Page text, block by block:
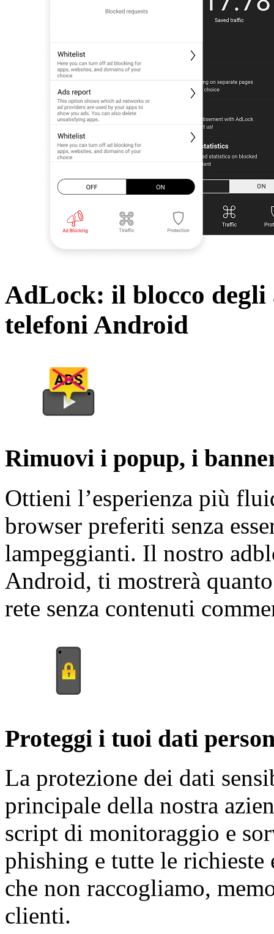
AdLock: il blocco
telefoni Android
Rimuovi i popup, i
Ottieni l’esperienza più
browser preferiti senza
lampeggianti. Il nostro
Android, ti mostrerà
rete senza contenuti
Proteggi i tuoi dati
La protezione dei dati
principale della nostra
script di monitoraggio e
phishing e tutte le richieste
che non raccogliamo,
clienti.